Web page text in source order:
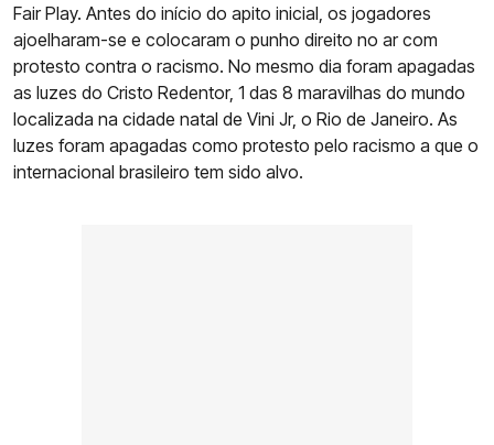
Fair Play. Antes do início do apito inicial, os jogadores
ajoelharam-se e colocaram o punho direito no ar com
protesto contra o racismo. No mesmo dia foram apagadas
as luzes do Cristo Redentor, 1 das 8 maravilhas do mundo
localizada na cidade natal de Vini Jr, o Rio de Janeiro. As
luzes foram apagadas como protesto pelo racismo a que o
internacional brasileiro tem sido alvo.